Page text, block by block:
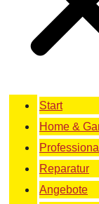
Start
Home &
Professional
Reparatur
Angebote